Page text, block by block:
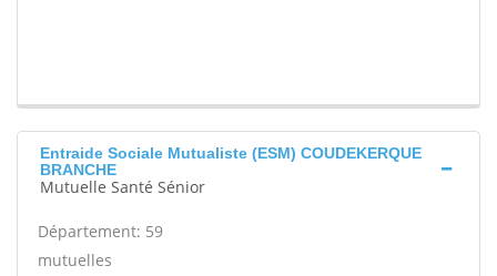
Entraide Sociale Mutualiste (ESM) COUDEKERQUE
BRANCHE
Mutuelle Santé Sénior
Département: 59
mutuelles